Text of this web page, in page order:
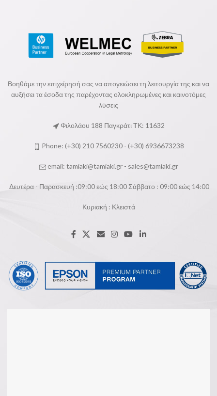
Βοηθάμε την επιχείρησή σας να απογειώσει τη λειτουργία της και να
αυξήσει τα έσοδα της παρέχοντας ολοκληρωμένες και καινοτόμες
λύσεις
Φιλολάου 188 Παγκράτι ΤΚ: 11632
Phone: (+30) 210 7560230 - (+30) 6936673238
email: tamiaki@tamiaki.gr- sales@tamiaki.gr
Δευτέρα - Παρασκευή :09:00 εώς 18:00 Σάββατο : 09:00 εώς 14:00
Κυριακή : Κλειστά